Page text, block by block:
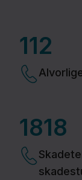
112
1818